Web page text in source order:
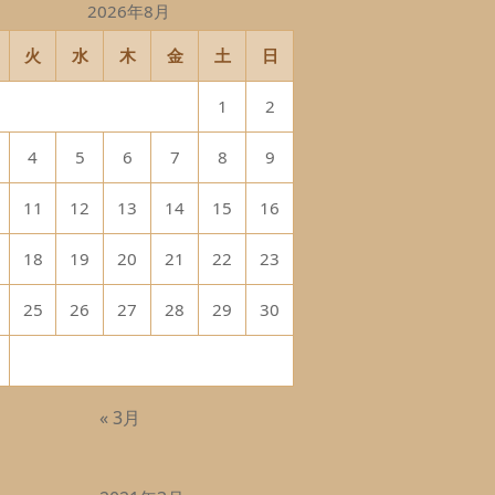
2026年8月
火 水 木 金 土 日
1 2
4 5 6 7 8 9
11 12 13 14 15 16
18 19 20 21 22 23
25 26 27 28 29 30
« 3月